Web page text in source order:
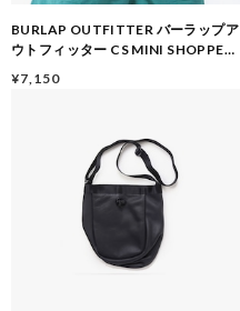
BURLAP OUTFITTER バーラップア
ウトフィッター CS MINI SHOPPER
サコッシュ ウエストポーチ ホワイト
¥7,150